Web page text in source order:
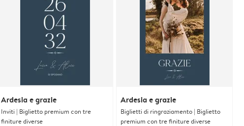
Ardesia e grazie
Inviti | Biglietto premium con tre
finiture diverse
Ardesia e grazie
Biglietti di ringraziamento | Biglietto
premium con tre finiture diverse